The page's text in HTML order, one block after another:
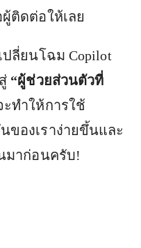
ติดต่อให้เลย
ปลี่ยนโฉม Copilot
“ผู้ช่วยส่วนตัวที่
ะทำให้การใช้
ของเราง่ายขึ้นและ
มาก่อนครับ!